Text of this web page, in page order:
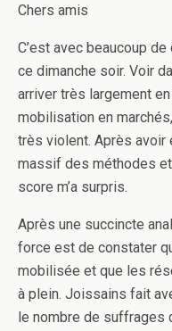
Chers amis
C’est avec beaucoup
ce dimanche soir. Voir
arriver très largement
mobilisation en
très violent. Après avoir
massif des méthodes
score m’a surpris.
Après une succincte
force est de constater
mobilisée et que les
à plein. Joissains fait
le nombre de suffrages